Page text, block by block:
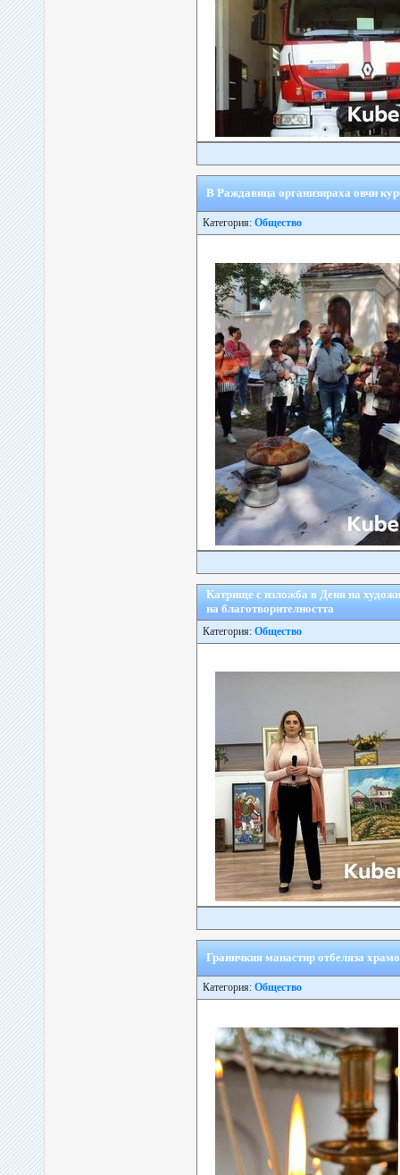
В Раждавица организираха овчи
Категория: Общество
Катрище с изложба в Деня на
на благотворителността
Категория: Общество
Граничкия манастир отбеляза
Категория: Общество